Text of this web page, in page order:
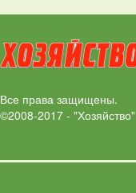
Все права защищены.
©2008-2017 - "Хозяйство"